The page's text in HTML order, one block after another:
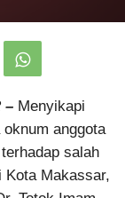
– Menyikapi
anggota
salah
Kota Makassar,